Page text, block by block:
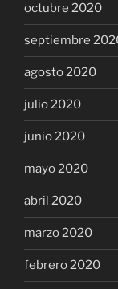
octubre 2020
septiembre
agosto 2020
julio 2020
junio 2020
mayo 2020
abril 2020
marzo 2020
febrero 2020